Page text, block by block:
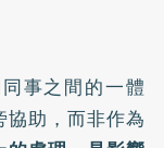
事之間的一體
助，而非作為